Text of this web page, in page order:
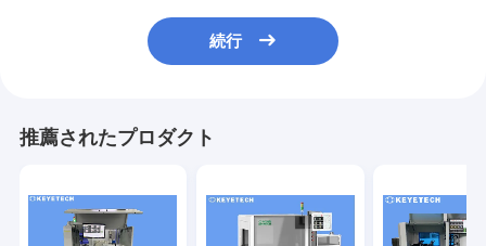
続行
推薦されたプロダクト